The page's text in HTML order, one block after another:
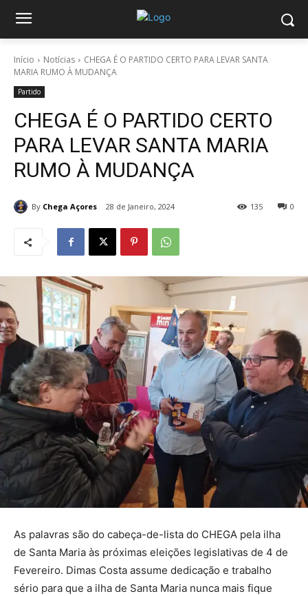
Início Notícias
CHEGA É O PARTIDO CERTO PARA LEVAR SANTA
MARIA RUMO À MUDANÇA
Partido
CHEGA É O PARTIDO CERTO
PARA LEVAR SANTA MARIA
RUMO À MUDANÇA
By Chega Açores 28 de Janeiro, 2024 0
135
As palavras são do cabeça-de-lista do CHEGA pela ilha
de Santa Maria às próximas eleições legislativas de 4 de
Fevereiro. Dimas Costa assume dedicação e trabalho
sério para que a ilha de Santa Maria nunca mais fique